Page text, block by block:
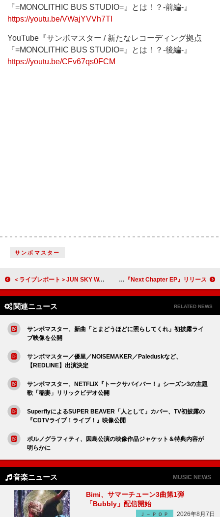
『=MONOLITHIC BUS STUDIO=』とは！？-前編-』
https://youtu.be/VWajYVVh7TI
YouTube『サンボマスター / 新たなレコーディング拠点
『=MONOLITHIC BUS STUDIO=』とは！？-後編-』
https://youtu.be/CFv67qs0FCM
サンボマスター
＜ライブレポート＞JUN SKY WALKER(S)、変わらぬグルーヴと進化するサウンドを見せたツアー初日 30年以上ぶりの共演に止まらぬ熱狂 ストレイテナー、リアレンジした「走る岩」含む『Next Chapter EP』リリース
関連ニュース RELATED NEWS
サンボマスター、新曲「とまどうほどに照らしてくれ」初披露ライ
ブ映像を公開
サンボマスター／優里／NOISEMAKER／Paleduskなど、
【REDLINE】出演決定
サンボマスター、NETFLIX『トークサバイバー！』シーズン3の主題
歌「稲妻」リリックビデオ公開
SuperflyによるSUPER BEAVER「人として」カバー、TV初披露の
『CDTVライブ！ライブ！』映像公開
ポルノグラフィティ、因島公演の映像作品ジャケット＆特典内容が
明らかに
音楽ニュース MUSIC NEWS
Bimi、サマーチューン3曲第1弾
「Bubbly」配信開始
Ｊ－ＰＯＰ 2026年8月7日